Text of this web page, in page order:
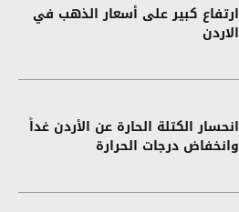
ارتفاع كبير على أسعار الذهب في
الاردن
انحسار الكتلة الحارة عن الأردن غداً
وانخفاض درجات الحرارة